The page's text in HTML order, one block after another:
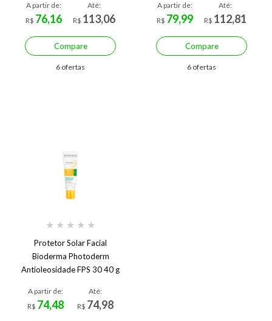
A partir de:
R$ 76,16
Até:
R$ 113,06
Compare
6 ofertas
A partir de:
R$ 79,99
Até:
R$ 112,81
Compare
6 ofertas
★ ★ ★ ★ ★
Protetor Solar Facial
Bioderma Photoderm
Antioleosidade FPS 30 40 g
A partir de:
R$ 74,48
Até:
R$ 74,98